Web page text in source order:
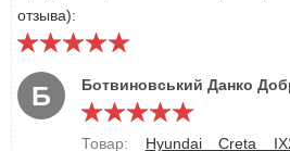
отзыва):
Б Ботвиновський Данко
Товар: Hyundai Creta